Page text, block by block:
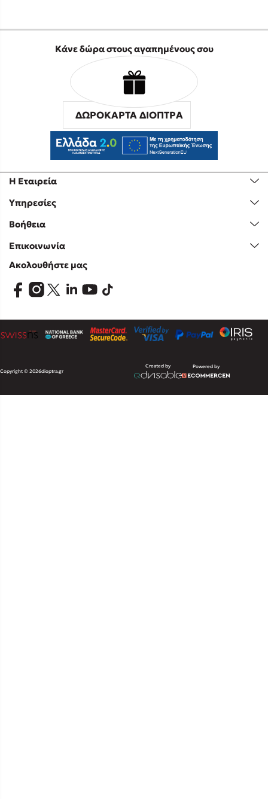
Η Εταιρεία
Υπηρεσίες
Βοήθεια
Επικοινωνία
Κάνε δώρα στους αγαπημένους σου
ΔΩΡΟΚΑΡΤΑ ΔΙΟΠΤΡΑ
Ακολουθήστε μας
Copyright © 2026dioptra.gr
Created by Powered by